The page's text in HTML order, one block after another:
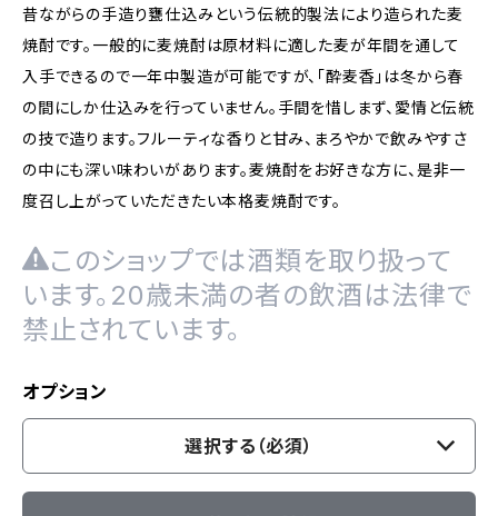
昔ながらの手造り甕仕込みという伝統的製法により造られた麦
焼酎です。一般的に麦焼酎は原材料に適した麦が年間を通して
入手できるので一年中製造が可能ですが、「酔麦香」は冬から春
の間にしか仕込みを行っていません。手間を惜しまず、愛情と伝統
の技で造ります。フルーティな香りと甘み、まろやかで飲みやすさ
の中にも深い味わいがあります。麦焼酎をお好きな方に、是非一
度召し上がっていただきたい本格麦焼酎です。
このショップでは酒類を取り扱って
います。20歳未満の者の飲酒は法律で
禁止されています。
オプション
選択する（必須）